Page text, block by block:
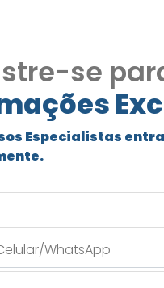
se
Especialistas